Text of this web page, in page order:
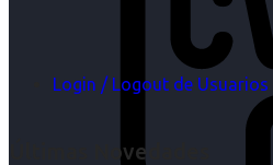
Login / Logout de Usuarios
Últimas Novedades